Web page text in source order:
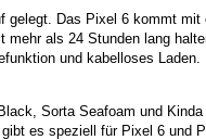
gelegt. Das Pixel 6 kommt mit
als 24 Stunden lang
und kabelloses Laden.
Sorta Seafoam und
es speziell für Pixel 6 und